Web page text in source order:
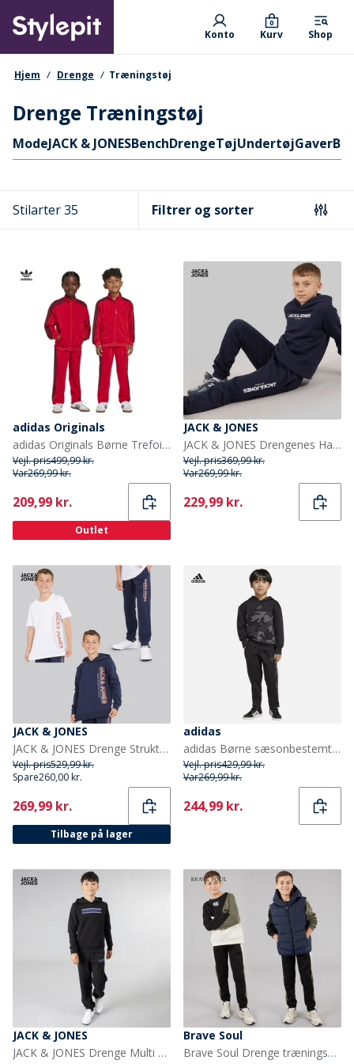
main
content
Primary departments
Konto Kurv
0
Shop
navigationssti
Hjem Drenge Træningstøj
Drenge Træningstøj
Hurtige links
ModeJACK & JONESBenchDrengeTøjUndertøjGaver
Stilarter 35 Filtrer og sorter
adidas Originals
adidas Originals Børne Trefoil Firebird Tracksuit Better Scarlet/Sort
Vejl. pris499,99 kr.
Var269,99 kr.
Current
209,99 kr.
Outlet
JACK & JONES
JACK & JONES Drengenes Harry Træningsdragt Blå Blazer
Vejl. pris369,99 kr.
Var269,99 kr.
Current
229,99 kr.
JACK & JONES
JACK & JONES Drenge Struktur Tre Pak Hættetrøje T-Shirt Og Joggingbukser Sæt Marineblå Blazer
Vejl. pris529,99 kr.
Spare260,00 kr.
Current
269,99 kr.
Tilbage på lager
adidas
adidas Børne sæsonbestemte essentials camouflage træningsdragt Sort/Carbon
Vejl. pris429,99 kr.
Var269,99 kr.
Current
244,99 kr.
JACK & JONES
JACK & JONES Drenge Multi Træningstøj Sort
Brave Soul
Brave Soul Drenge træningsdragt og vest sæt Multi